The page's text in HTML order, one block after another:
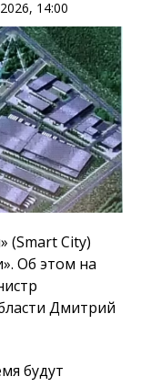
14:00
(Smart City)
Об этом на
Дмитрий
будут